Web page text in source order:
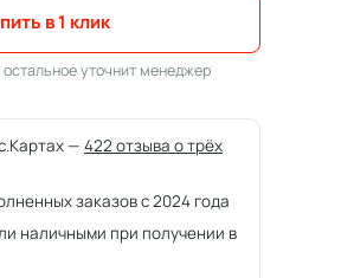
в 1 клик
уточнит менеджер
— 422 отзыва о трёх
заказов с 2024 года
наличными при получении в